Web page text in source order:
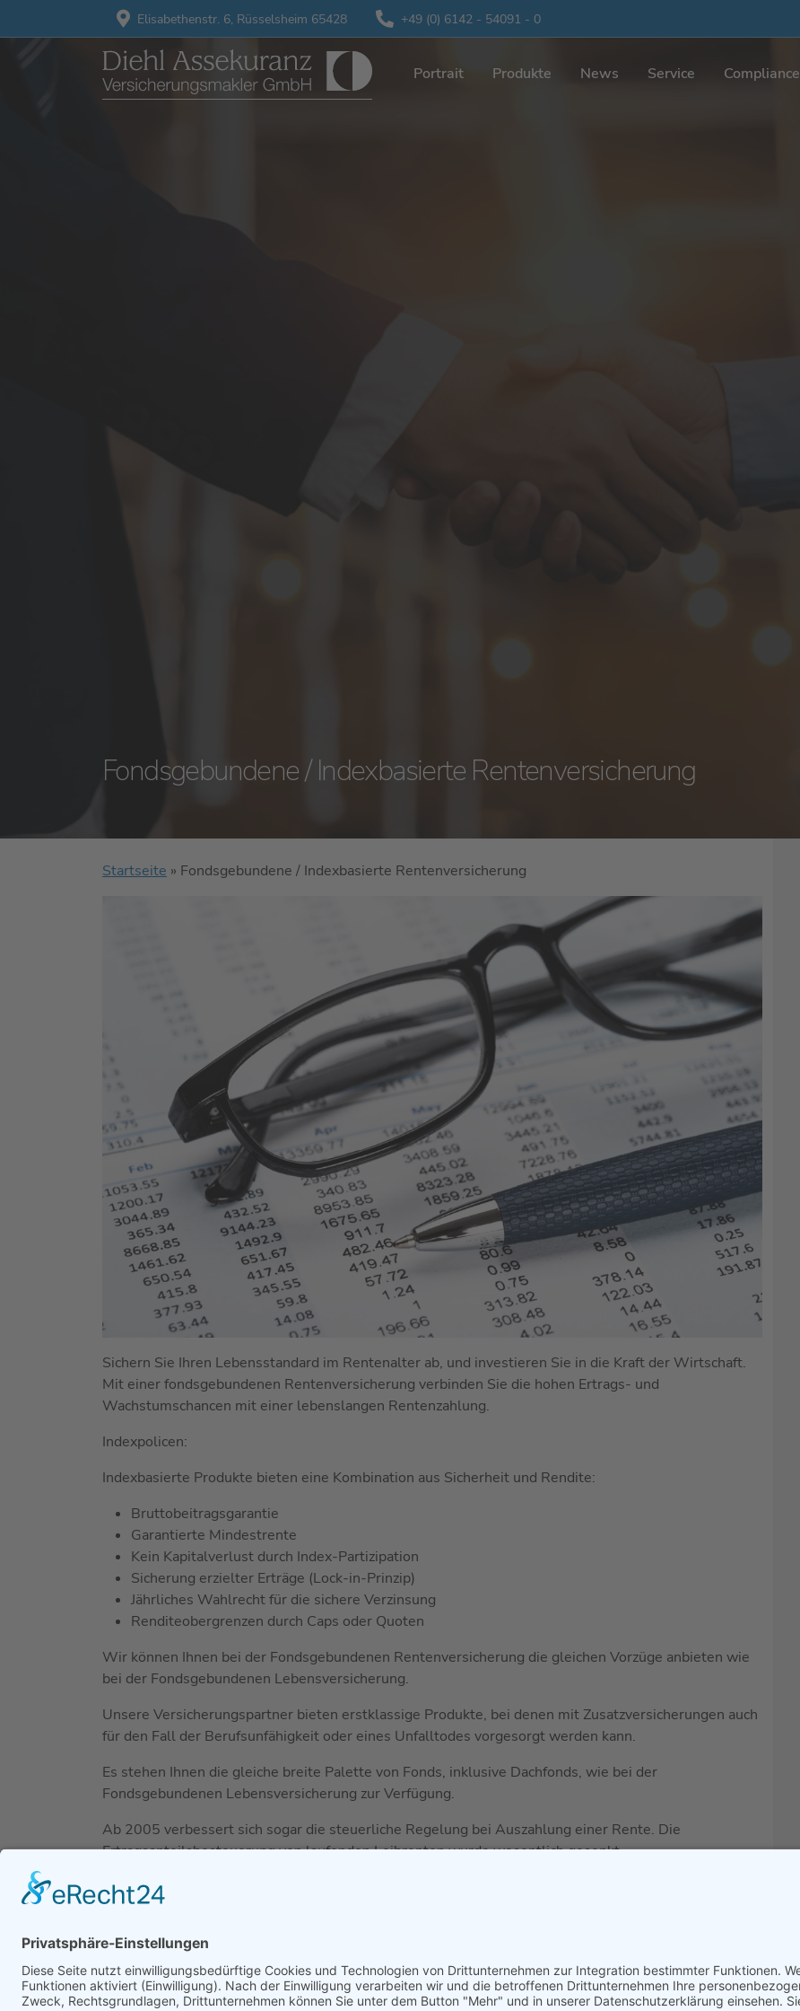
Elisabethenstr. 6, Rüsselsheim 65428 +49 (0) 6142 - 54091 - 0
Portrait Produkte News Service Compliance
Fondsgebundene / Indexbasierte Rentenversicherung
Startseite » Fondsgebundene / Indexbasierte Rentenversicherung
Sichern Sie Ihren Lebensstandard im Rentenalter ab, und investieren Sie in die Kraft der Wirtschaft.
Mit einer fondsgebundenen Rentenversicherung verbinden Sie die hohen Ertrags- und
Wachstumschancen mit einer lebenslangen Rentenzahlung.
Indexpolicen:
Indexbasierte Produkte bieten eine Kombination aus Sicherheit und Rendite:
Bruttobeitragsgarantie
Garantierte Mindestrente
Kein Kapitalverlust durch Index-Partizipation
Sicherung erzielter Erträge (Lock-in-Prinzip)
Jährliches Wahlrecht für die sichere Verzinsung
Renditeobergrenzen durch Caps oder Quoten
Wir können Ihnen bei der Fondsgebundenen Rentenversicherung die gleichen Vorzüge anbieten wie
bei der Fondsgebundenen Lebensversicherung.
Unsere Versicherungspartner bieten erstklassige Produkte, bei denen mit Zusatzversicherungen auch
für den Fall der Berufsunfähigkeit oder eines Unfalltodes vorgesorgt werden kann.
Es stehen Ihnen die gleiche breite Palette von Fonds, inklusive Dachfonds, wie bei der
Fondsgebundenen Lebensversicherung zur Verfügung.
Ab 2005 verbessert sich sogar die steuerliche Regelung bei Auszahlung einer Rente. Die
Ertragsanteilsbesteuerung von laufenden Leibrenten wurde wesentlich gesenkt.
Nähere Erläuterungen lesen Sie bitte unter unserem Produkthinweis „Fondsgebundene
Lebensversicherung“ nach.
Anfrage…